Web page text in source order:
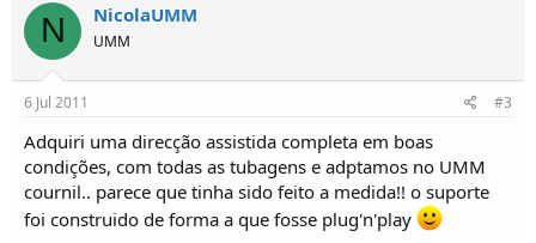
N NicolaUMM
UMM
6 Jul 2011 #3
Adquiri uma direcção assistida completa em boas
condições, com todas as tubagens e adptamos no UMM
cournil.. parece que tinha sido feito a medida!! o suporte
foi construido de forma a que fosse plug'n'play